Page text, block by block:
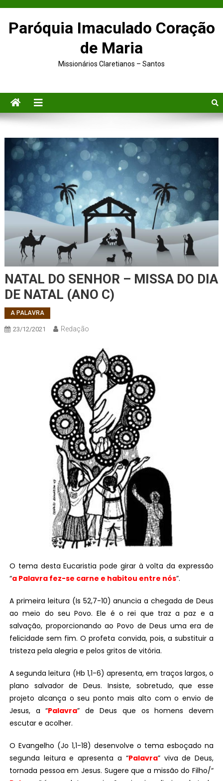
Paróquia Imaculado Coração
de Maria
Missionários Claretianos – Santos
NATAL DO SENHOR – MISSA DO DIA
DE NATAL (ANO C)
A PALAVRA
23/12/2021 Redação
O tema desta Eucaristia pode girar à volta da expressão
“a Palavra fez-se carne e habitou entre nós”.
A primeira leitura (Is 52,7-10) anuncia a chegada de Deus
ao meio do seu Povo. Ele é o rei que traz a paz e a
salvação, proporcionando ao Povo de Deus uma era de
felicidade sem fim. O profeta convida, pois, a substituir a
tristeza pela alegria e pelos gritos de vitória.
A segunda leitura (Hb 1,1-6) apresenta, em traços largos, o
plano salvador de Deus. Insiste, sobretudo, que esse
projeto alcança o seu ponto mais alto com o envio de
Jesus, a “Palavra” de Deus que os homens devem
escutar e acolher.
O Evangelho (Jo 1,1-18) desenvolve o tema esboçado na
segunda leitura e apresenta a “Palavra” viva de Deus,
tornada pessoa em Jesus. Sugere que a missão do Filho/“